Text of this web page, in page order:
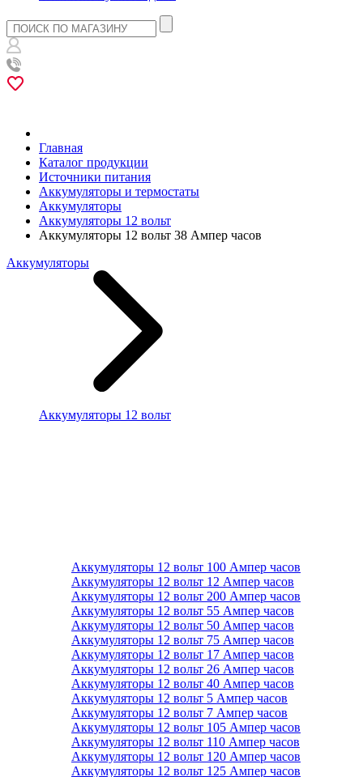
Главная
Каталог продукции
Источники питания
Аккумуляторы и термостаты
Аккумуляторы
Аккумуляторы 12 вольт
Аккумуляторы 12 вольт 38 Ампер часов
Аккумуляторы
Аккумуляторы 12 вольт
Аккумуляторы 12 вольт 100 Ампер часов
Аккумуляторы 12 вольт 12 Ампер часов
Аккумуляторы 12 вольт 200 Ампер часов
Аккумуляторы 12 вольт 55 Ампер часов
Аккумуляторы 12 вольт 50 Ампер часов
Аккумуляторы 12 вольт 75 Ампер часов
Аккумуляторы 12 вольт 17 Ампер часов
Аккумуляторы 12 вольт 26 Ампер часов
Аккумуляторы 12 вольт 40 Ампер часов
Аккумуляторы 12 вольт 5 Ампер часов
Аккумуляторы 12 вольт 7 Ампер часов
Аккумуляторы 12 вольт 105 Ампер часов
Аккумуляторы 12 вольт 110 Ампер часов
Аккумуляторы 12 вольт 120 Ампер часов
Аккумуляторы 12 вольт 125 Ампер часов